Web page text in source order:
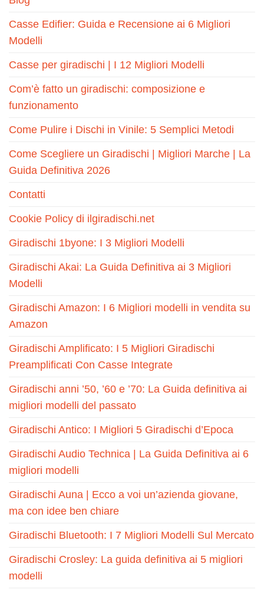
Casse Edifier: Guida e Recensione ai 6 Migliori
Modelli
Casse per giradischi | I 12 Migliori Modelli
Com’è fatto un giradischi: composizione e
funzionamento
Come Pulire i Dischi in Vinile: 5 Semplici Metodi
Come Scegliere un Giradischi | Migliori Marche | La
Guida Definitiva 2026
Contatti
Cookie Policy di ilgiradischi.net
Giradischi 1byone: I 3 Migliori Modelli
Giradischi Akai: La Guida Definitiva ai 3 Migliori
Modelli
Giradischi Amazon: I 6 Migliori modelli in vendita su
Amazon
Giradischi Amplificato: I 5 Migliori Giradischi
Preamplificati Con Casse Integrate
Giradischi anni ’50, ’60 e ’70: La Guida definitiva ai
migliori modelli del passato
Giradischi Antico: I Migliori 5 Giradischi d’Epoca
Giradischi Audio Technica | La Guida Definitiva ai 6
migliori modelli
Giradischi Auna | Ecco a voi un’azienda giovane,
ma con idee ben chiare
Giradischi Bluetooth: I 7 Migliori Modelli Sul Mercato
Giradischi Crosley: La guida definitiva ai 5 migliori
modelli